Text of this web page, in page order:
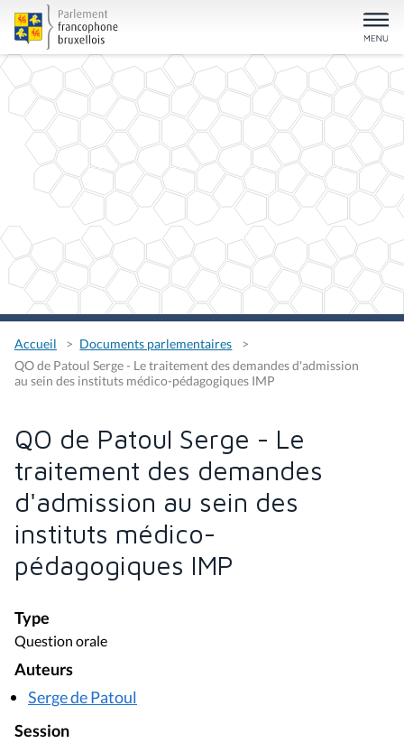
Accueil
Documents parlementaires
QO de Patoul Serge - Le traitement des demandes d'admission
au sein des instituts médico-pédagogiques IMP
QO de Patoul Serge - Le
traitement des demandes
d'admission au sein des
instituts médico-
pédagogiques IMP
Type
Question orale
Auteurs
Serge de Patoul
Session